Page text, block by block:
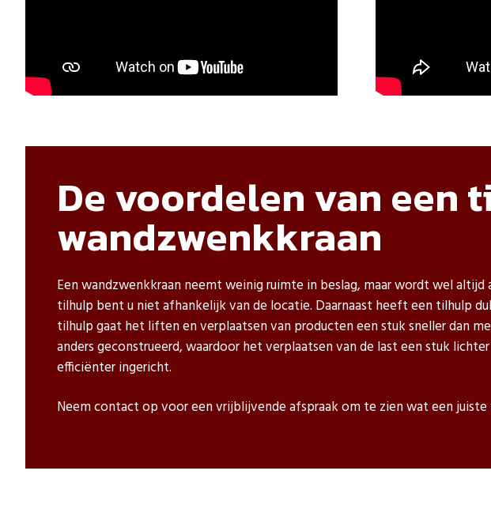
De voordelen van een
wandzwenkkraan
Een wandzwenkkraan neemt weinig ruimte in beslag, maar wordt wel
tilhulp bent u niet afhankelijk van de locatie. Daarnaast heeft een tilhulp
tilhulp gaat het liften en verplaatsen van producten een stuk sneller dan
anders geconstrueerd, waardoor het verplaatsen van de last een stuk
efficiënter ingericht.
Neem contact op voor een vrijblijvende afspraak om te zien wat een